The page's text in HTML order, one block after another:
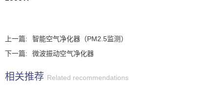
上一篇:
智能空气净化器（PM2.5监测）
下一篇:
微波振动空气净化器
相关推荐 Related recommendations